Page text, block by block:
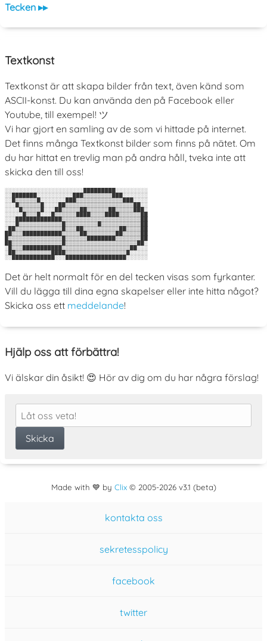
Tecken ▸▸
Textkonst
Textkonst är att skapa bilder från text, även känd som
ASCII-konst. Du kan använda den på Facebook eller
Youtube, till exempel! ツ
Vi har gjort en samling av de som vi hittade på internet.
Det finns många Textkonst bilder som finns på nätet. Om
du har hittat en trevlig man på andra håll, tveka inte att
skicka den till oss!
░░░░░░░░░░░░░░░░░░░░░░█████████░░░░░░░░░
░░███████░░░░░░░░░░███▒▒▒▒▒▒▒▒███░░░░░░░
░░█▒▒▒▒▒▒█░░░░░░░███▒▒▒▒▒▒▒▒▒▒▒▒▒███░░░░
░░░█▒▒▒▒▒▒█░░░░██▒▒▒▒▒▒▒▒▒▒▒▒▒▒▒▒▒▒▒██░░
░░░░█▒▒▒▒▒█░░░██▒▒▒▒▒██▒▒▒▒▒▒██▒▒▒▒▒███░
░░░░░█▒▒▒█░░░█▒▒▒▒▒▒████▒▒▒▒████▒▒▒▒▒▒██
░░░█████████████▒▒▒▒▒▒▒▒▒▒▒▒▒▒▒▒▒▒▒▒▒▒██
░░░█▒▒▒▒▒▒▒▒▒▒▒▒█▒▒▒▒▒▒▒▒▒█▒▒▒▒▒▒▒▒▒▒▒██
░██▒▒▒▒▒▒▒▒▒▒▒▒▒█▒▒▒██▒▒▒▒▒▒▒▒▒▒██▒▒▒▒██
██▒▒▒███████████▒▒▒▒▒██▒▒▒▒▒▒▒▒██▒▒▒▒▒██
█▒▒▒▒▒▒▒▒▒▒▒▒▒▒▒█▒▒▒▒▒▒████████▒▒▒▒▒▒▒██
██▒▒▒▒▒▒▒▒▒▒▒▒▒▒█▒▒▒▒▒▒▒▒▒▒▒▒▒▒▒▒▒▒▒▒██░
░█▒▒▒███████████▒▒▒▒▒▒▒▒▒▒▒▒▒▒▒▒▒▒▒██░░░
░██▒▒▒▒▒▒▒▒▒▒████▒▒▒▒▒▒▒▒▒▒▒▒▒▒▒▒▒█░░░░░
Det är helt normalt för en del tecken visas som fyrkanter.
Vill du lägga till dina egna skapelser eller inte hitta något?
Skicka oss ett meddelande!
Hjälp oss att förbättra!
Vi älskar din åsikt! 😍 Hör av dig om du har några förslag!
Made with 💙 by Clix© 2005-2026 v3.1 (beta)
kontakta oss
sekretesspolicy
facebook
twitter